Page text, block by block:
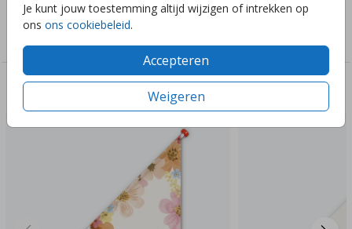
Je kunt jouw toestemming altijd wijzigen of intrekken op
ons ons cookiebeleid.
Accepteren
Weigeren
Collectie
Deze ontwerpen vind je misschien ook leuk